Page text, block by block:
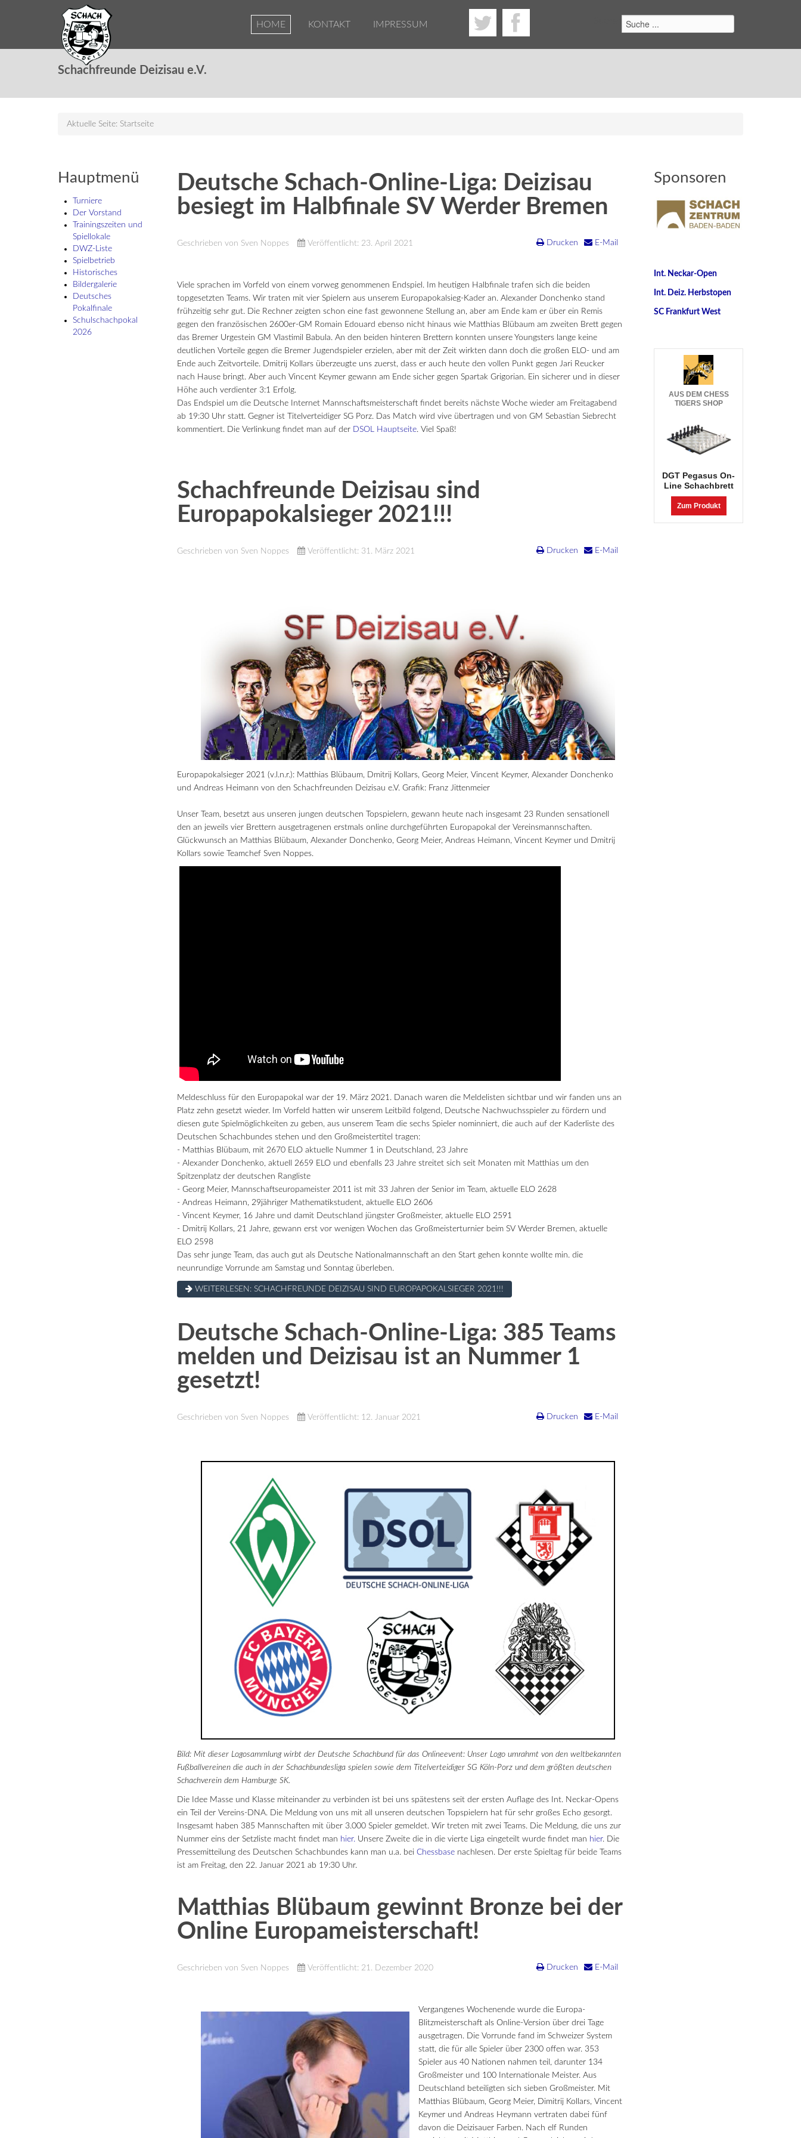
HOME KONTAKT IMPRESSUM
Schachfreunde Deizisau e.V.
Aktuelle Seite: Startseite
Deutsche Schach-Online-Liga: Deizisau
besiegt im Halbfinale SV Werder Bremen
Drucken E-Mail
Geschrieben von Sven Noppes Veröffentlicht: 23. April 2021
Viele sprachen im Vorfeld von einem vorweg genommenen Endspiel. Im heutigen Halbfinale trafen sich die beiden
topgesetzten Teams. Wir traten mit vier Spielern aus unserem Europapokalsieg-Kader an. Alexander Donchenko stand
frühzeitig sehr gut. Die Rechner zeigten schon eine fast gewonnene Stellung an, aber am Ende kam er über ein Remis
gegen den französischen 2600er-GM Romain Edouard ebenso nicht hinaus wie Matthias Blübaum am zweiten Brett gegen
das Bremer Urgestein GM Vlastimil Babula. An den beiden hinteren Brettern konnten unsere Youngsters lange keine
deutlichen Vorteile gegen die Bremer Jugendspieler erzielen, aber mit der Zeit wirkten dann doch die großen ELO- und am
Ende auch Zeitvorteile. Dmitrij Kollars überzeugte uns zuerst, dass er auch heute den vollen Punkt gegen Jari Reucker
nach Hause bringt. Aber auch Vincent Keymer gewann am Ende sicher gegen Spartak Grigorian. Ein sicherer und in dieser
Höhe auch verdienter 3:1 Erfolg.
Das Endspiel um die Deutsche Internet Mannschaftsmeisterschaft findet bereits nächste Woche wieder am Freitagabend
ab 19:30 Uhr statt. Gegner ist Titelverteidiger SG Porz. Das Match wird vive übertragen und von GM Sebastian Siebrecht
kommentiert. Die Verlinkung findet man auf der DSOL Hauptseite. Viel Spaß!
Schachfreunde Deizisau sind
Europapokalsieger 2021!!!
Drucken E-Mail
Geschrieben von Sven Noppes Veröffentlicht: 31. März 2021
Europapokalsieger 2021 (v.l.n.r.): Matthias Blübaum, Dmitrij Kollars, Georg Meier, Vincent Keymer, Alexander Donchenko
und Andreas Heimann von den Schachfreunden Deizisau e.V. Grafik: Franz Jittenmeier
Unser Team, besetzt aus unseren jungen deutschen Topspielern, gewann heute nach insgesamt 23 Runden sensationell
den an jeweils vier Brettern ausgetragenen erstmals online durchgeführten Europapokal der Vereinsmannschaften.
Glückwunsch an Matthias Blübaum, Alexander Donchenko, Georg Meier, Andreas Heimann, Vincent Keymer und Dmitrij
Kollars sowie Teamchef Sven Noppes.
Meldeschluss für den Europapokal war der 19. März 2021. Danach waren die Meldelisten sichtbar und wir fanden uns an
Platz zehn gesetzt wieder. Im Vorfeld hatten wir unserem Leitbild folgend, Deutsche Nachwuchsspieler zu fördern und
diesen gute Spielmöglichkeiten zu geben, aus unserem Team die sechs Spieler nominniert, die auch auf der Kaderliste des
Deutschen Schachbundes stehen und den Großmeistertitel tragen:
- Matthias Blübaum, mit 2670 ELO aktuelle Nummer 1 in Deutschland, 23 Jahre
- Alexander Donchenko, aktuell 2659 ELO und ebenfalls 23 Jahre streitet sich seit Monaten mit Matthias um den
Spitzenplatz der deutschen Rangliste
- Georg Meier, Mannschaftseuropameister 2011 ist mit 33 Jahren der Senior im Team, aktuelle ELO 2628
- Andreas Heimann, 29jähriger Mathematikstudent, aktuelle ELO 2606
- Vincent Keymer, 16 Jahre und damit Deutschland jüngster Großmeister, aktuelle ELO 2591
- Dmitrij Kollars, 21 Jahre, gewann erst vor wenigen Wochen das Großmeisterturnier beim SV Werder Bremen, aktuelle
ELO 2598
Das sehr junge Team, das auch gut als Deutsche Nationalmannschaft an den Start gehen konnte wollte min. die
neunrundige Vorrunde am Samstag und Sonntag überleben.
WEITERLESEN: SCHACHFREUNDE DEIZISAU SIND EUROPAPOKALSIEGER 2021!!!
Deutsche Schach-Online-Liga: 385 Teams
melden und Deizisau ist an Nummer 1
gesetzt!
Drucken E-Mail
Geschrieben von Sven Noppes Veröffentlicht: 12. Januar 2021
Bild: Mit dieser Logosammlung wirbt der Deutsche Schachbund für das Onlineevent: Unser Logo umrahmt von den weltbekannten
Fußballvereinen die auch in der Schachbundesliga spielen sowie dem Titelverteidiger SG Köln-Porz und dem größten deutschen
Schachverein dem Hamburge SK.
Die Idee Masse und Klasse miteinander zu verbinden ist bei uns spätestens seit der ersten Auflage des Int. Neckar-Opens
ein Teil der Vereins-DNA. Die Meldung von uns mit all unseren deutschen Topspielern hat für sehr großes Echo gesorgt.
Insgesamt haben 385 Mannschaften mit über 3.000 Spieler gemeldet. Wir treten mit zwei Teams. Die Meldung, die uns zur
Nummer eins der Setzliste macht findet man hier. Unsere Zweite die in die vierte Liga eingeteilt wurde findet man hier. Die
Pressemitteilung des Deutschen Schachbundes kann man u.a. bei Chessbase nachlesen. Der erste Spieltag für beide Teams
ist am Freitag, den 22. Januar 2021 ab 19:30 Uhr.
Matthias Blübaum gewinnt Bronze bei der
Online Europameisterschaft!
Drucken E-Mail
Geschrieben von Sven Noppes Veröffentlicht: 21. Dezember 2020
Vergangenes Wochenende wurde die Europa-
Blitzmeisterschaft als Online-Version über drei Tage
ausgetragen. Die Vorrunde fand im Schweizer System
statt, die für alle Spieler über 2300 offen war. 353
Spieler aus 40 Nationen nahmen teil, darunter 134
Großmeister und 100 Internationale Meister. Aus
Deutschland beteiligten sich sieben Großmeister. Mit
Matthias Blübaum, Georg Meier, Dimitrij Kollars, Vincent
Keymer und Andreas Heymann vertraten dabei fünf
davon die Deizisauer Farben. Nach elf Runden
Hauptmenü
Turniere
Der Vorstand
Trainingszeiten und
Spiellokale
DWZ-Liste
Spielbetrieb
Historisches
Bildergalerie
Deutsches
Pokalfinale
Schulschach­pokal
2026
Sponsoren
Int. Neckar-Open
Int. Deiz. Herbstopen
SC Frankfurt West
AUS DEM CHESS
TIGERS SHOP
DGT Pegasus On-
Line Schachbrett
Zum Produkt